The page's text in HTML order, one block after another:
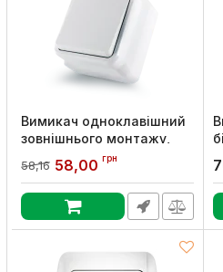
Вимикач одноклавішний
зовнішнього монтажу,
Артикул: 8005-01,W
58,16 58,00 грн